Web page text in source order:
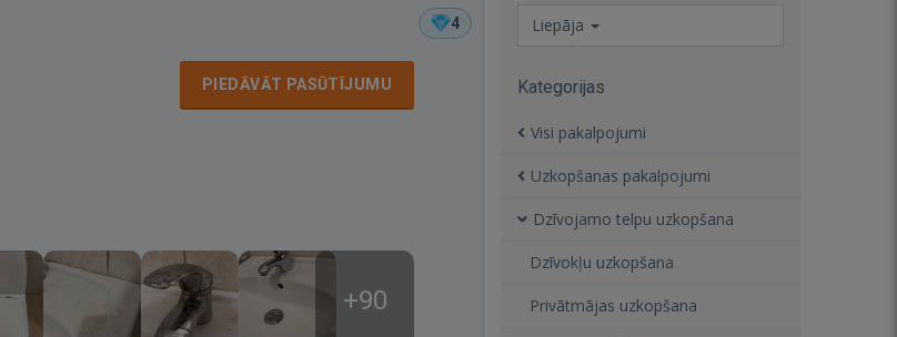
4
PIEDĀVĀT PASŪTĪJUMU
+90
Liepāja
Kategorijas
Visi pakalpojumi
Uzkopšanas pakalpojumi
Dzīvojamo telpu uzkopšana
Dzīvokļu uzkopšana
Privātmājas uzkopšana